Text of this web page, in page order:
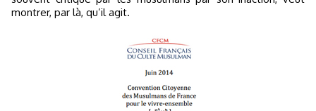
montrer, par là, qu’il agit.